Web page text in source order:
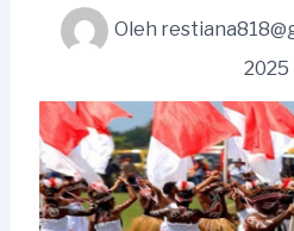
Oleh
2025